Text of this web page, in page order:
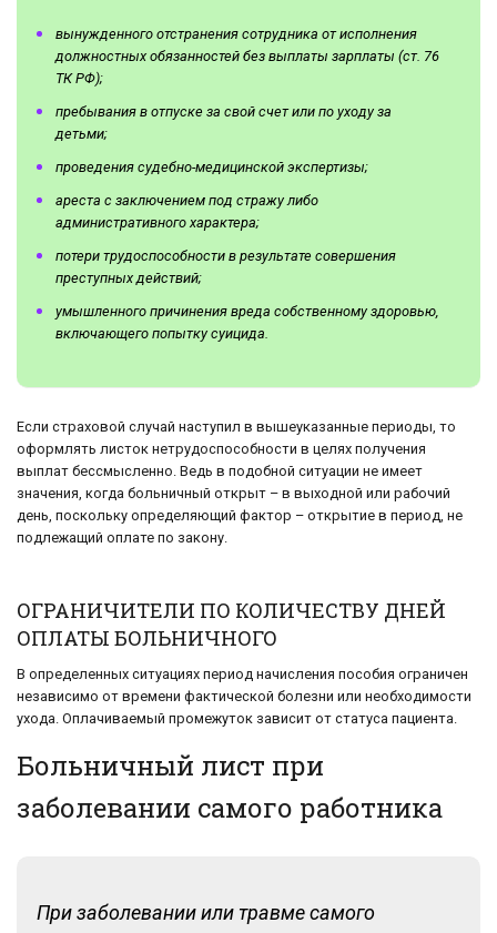
вынужденного отстранения сотрудника от исполнения
должностных обязанностей без выплаты зарплаты (ст. 76
ТК РФ);
пребывания в отпуске за свой счет или по уходу за
детьми;
проведения судебно-медицинской экспертизы;
ареста с заключением под стражу либо
административного характера;
потери трудоспособности в результате совершения
преступных действий;
умышленного причинения вреда собственному здоровью,
включающего попытку суицида.
Если страховой случай наступил в вышеуказанные периоды, то
оформлять листок нетрудоспособности в целях получения
выплат бессмысленно. Ведь в подобной ситуации не имеет
значения, когда больничный открыт – в выходной или рабочий
день, поскольку определяющий фактор – открытие в период, не
подлежащий оплате по закону.
ОГРАНИЧИТЕЛИ ПО КОЛИЧЕСТВУ ДНЕЙ
ОПЛАТЫ БОЛЬНИЧНОГО
В определенных ситуациях период начисления пособия ограничен
независимо от времени фактической болезни или необходимости
ухода. Оплачиваемый промежуток зависит от статуса пациента.
Больничный лист при
заболевании самого работника
При заболевании или травме самого